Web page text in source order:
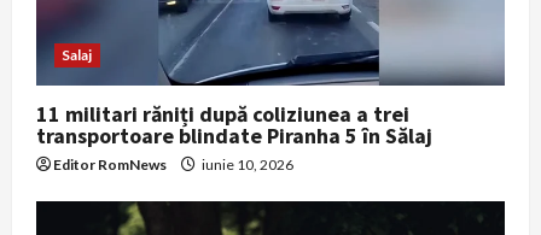
Salaj
11 militari răniți după coliziunea a trei
transportoare blindate Piranha 5 în Sălaj
Editor RomNews iunie 10, 2026